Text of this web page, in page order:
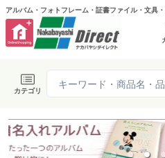
アルバム・フォトフレーム・証書ファイル・文具
カテゴリ